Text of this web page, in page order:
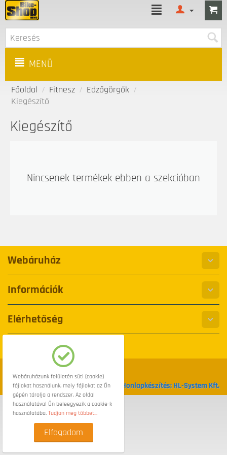
MENÜ
Főoldal / Fitnesz / Edzőgörgők /
Kiegészítő
Kiegészítő
Nincsenek termékek ebben a szekcióban
Webáruház
Információk
Elérhetőség
© 2008-2026 Bike-Shop.hu
Honlapkészítés: HL-System Kft.
Webáruházunk felületén süti (cookie)
fájlokat használunk, mely fájlokat az Ön
gépén tárolja a rendszer. Az oldal
használatával Ön beleegyezik a cookie-k
használatába. Tudjon meg többet...
Elfogadom